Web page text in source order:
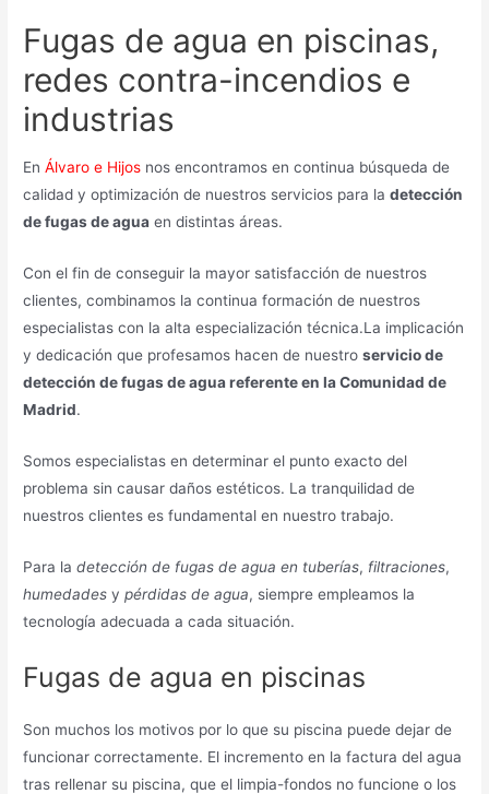
Fugas de agua en piscinas,
redes contra-incendios e
industrias
EnÁlvaro e Hijos nos encontramos en continua búsqueda de
calidad y optimización de nuestros servicios para ladetección
de fugas de agua en distintas áreas.
Con el fin de conseguir la mayor satisfacción de nuestros
clientes, combinamos la continua formación de nuestros
especialistas con la alta especialización técnica.La implicación
y dedicación que profesamos hacen de nuestroservicio de
detección de fugas de agua referente en la Comunidad de
Madrid.
Somos especialistas en determinar el punto exacto del
problema sin causar daños estéticos. La tranquilidad de
nuestros clientes es fundamental en nuestro trabajo.
Para ladetección de fugas de agua en tuberías, filtraciones,
humedades ypérdidas de agua, siempre empleamos la
tecnología adecuada a cada situación.
Fugas de agua en piscinas
Son muchos los motivos por lo que su piscina puede dejar de
funcionar correctamente. El incremento en la factura del agua
tras rellenar su piscina, que el limpia-fondos no funcione o los